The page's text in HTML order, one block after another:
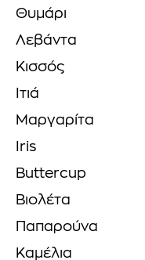
Θυμάρι
Λεβάντα
Κισσός
Ιτιά
Μαργαρίτα
Iris
Buttercup
Βιολέτα
Παπαρούνα
Καμέλια